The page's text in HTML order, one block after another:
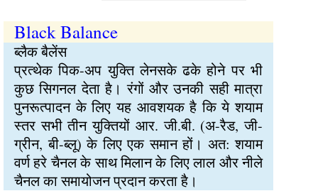
Black Balance
ब्लैक बैलेंस
प्रत्थेक पिक-अप युक्ति लेनसके ढके होने पर भी
कुछ सिगनल देता है। रंगों और उनकी सही मात्रा
पुनरूत्पादन के लिए यह आवशयक है कि ये शयाम
स्तर सभी तीन युक्तियों आर. जी.बी. (अ-रैड, जी-
ग्रीन, बी-ब्लू) के लिए एक समान हों। अत: शयाम
वर्ण हरे चैनल के साथ मिलान के लिए लाल और नीले
चैनल का समायोजन प्रदान करता है।